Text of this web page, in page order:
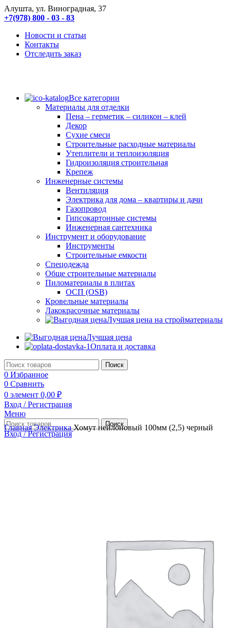
Алушта, ул. Виноградная, 37
+7(978) 800 - 03 - 83
Новости и статьи
Контакты
Отследить заказ
Все категории
Материалы для отделки
Пена – герметик – силикон – клей
Декор
Сухие смеси
Строительные расходные материалы
Утеплители и теплоизоляция
Гидроизоляция строительная
Крепеж
Инженерные системы
Вентиляция
Электрика для дома – квартиры и дачи
Газопровод
Гипсокартонные системы
Инженерная сантехника
Инструмент и оборудование
Инструменты
Строительные емкости
Спецодежда
Обще строительные материалы
Пиломатериалы в плитах
ОСП (OSB)
Кровельные материалы
Лакокрасочные материалы
Лучшая цена на стройматериалы
Лучшая цена
Оплата и доставка
Поиск
0 Избранное
0 Сравнить
0 элемент 0,00 ₽
Вход / Регистрация
Меню
Поиск
Вход / Регистрация
ГлавнаяЭлектрикаХомут нейлоновый 100мм (2,5) черный